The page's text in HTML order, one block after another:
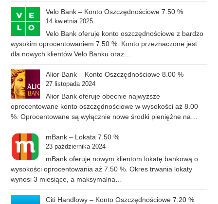
Velo Bank – Konto Oszczędnościowe 7.50 %
14 kwietnia 2025
Velo Bank oferuje konto oszczędnościowe z bardzo
wysokim oprocentowaniem 7.50 %. Konto przeznaczone jest
dla nowych klientów Velo Banku oraz…
Alior Bank – Konto Oszczędnościowe 8.00 %
27 listopada 2024
Alior Bank oferuje obecnie najwyższe
oprocentowane konto oszczędnościowe w wysokości aż 8.00
%. Oprocentowane są wyłącznie nowe środki pieniężne na…
mBank – Lokata 7.50 %
23 października 2024
mBank oferuje nowym klientom lokatę bankową o
wysokości oprocentowania aż 7.50 %. Okres trwania lokaty
wynosi 3 miesiące, a maksymalna…
Citi Handlowy – Konto Oszczędnościowe 7.20 %